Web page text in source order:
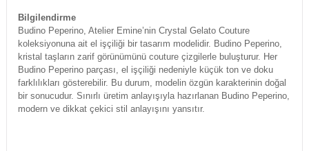
Bilgilendirme
Budino Peperino, Atelier Emine’nin Crystal Gelato Couture
koleksiyonuna ait el işçiliği bir tasarım modelidir. Budino Peperino,
kristal taşların zarif görünümünü couture çizgilerle buluşturur. Her
Budino Peperino parçası, el işçiliği nedeniyle küçük ton ve doku
farklılıkları gösterebilir. Bu durum, modelin özgün karakterinin doğal
bir sonucudur. Sınırlı üretim anlayışıyla hazırlanan Budino Peperino,
modern ve dikkat çekici stil anlayışını yansıtır.